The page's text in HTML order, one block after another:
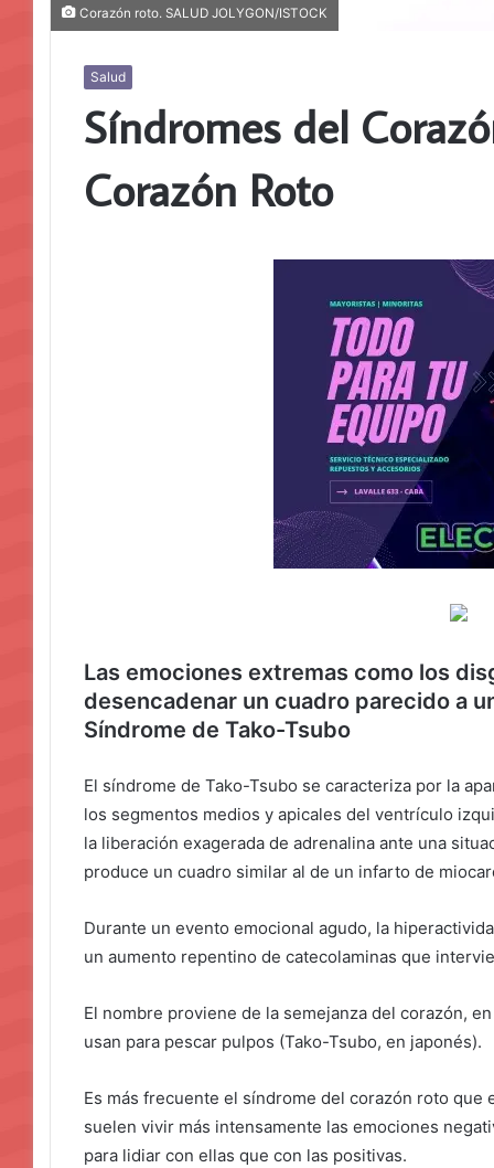
Corazón roto. SALUD JOLYGON/ISTOCK
Salud
Síndromes del
Corazón Roto
Las emociones extremas como los
desencadenar un cuadro parecido a
Síndrome de Tako-Tsubo
El síndrome de Tako-Tsubo se caracteriza por la
los segmentos medios y apicales del ventrículo
la liberación exagerada de adrenalina ante una
produce un cuadro similar al de un infarto de
Durante un evento emocional agudo, la
un aumento repentino de catecolaminas que
El nombre proviene de la semejanza del corazón,
usan para pescar pulpos (Tako-Tsubo, en japonés).
Es más frecuente el síndrome del corazón roto
suelen vivir más intensamente las emociones
para lidiar con ellas que con las positivas.